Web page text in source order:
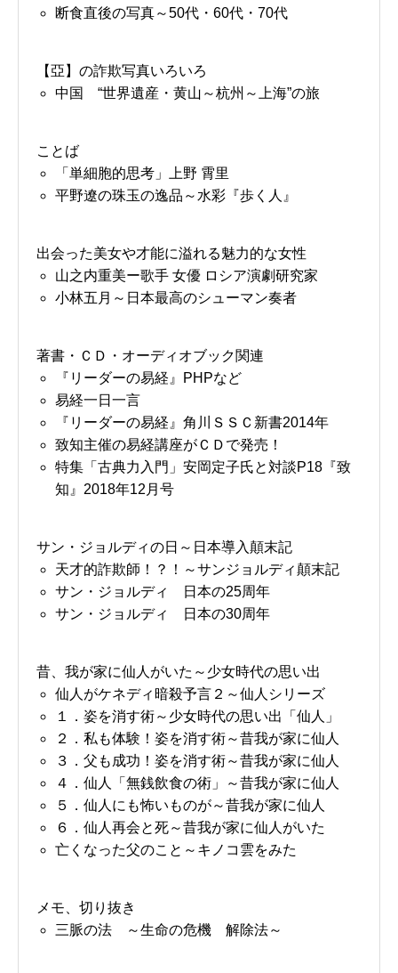
断食直後の写真～50代・60代・70代
【亞】の詐欺写真いろいろ
中国 “世界遺産・黄山～杭州～上海”の旅
ことば
「単細胞的思考」上野 霄里
平野遼の珠玉の逸品～水彩『歩く人』
出会った美女や才能に溢れる魅力的な女性
山之内重美ー歌手 女優 ロシア演劇研究家
小林五月～日本最高のシューマン奏者
著書・ＣＤ・オーディオブック関連
『リーダーの易経』PHPなど
易経一日一言
『リーダーの易経』角川ＳＳＣ新書2014年
致知主催の易経講座がＣＤで発売！
特集「古典力入門」安岡定子氏と対談P18『致
知』2018年12月号
サン・ジョルディの日～日本導入顛末記
天才的詐欺師！？！～サンジョルディ顛末記
サン・ジョルディ 日本の25周年
サン・ジョルディ 日本の30周年
昔、我が家に仙人がいた～少女時代の思い出
仙人がケネディ暗殺予言２～仙人シリーズ
１．姿を消す術～少女時代の思い出「仙人」
２．私も体験！姿を消す術～昔我が家に仙人
３．父も成功！姿を消す術～昔我が家に仙人
４．仙人「無銭飲食の術」～昔我が家に仙人
５．仙人にも怖いものが～昔我が家に仙人
６．仙人再会と死～昔我が家に仙人がいた
亡くなった父のこと～キノコ雲をみた
メモ、切り抜き
三脈の法 ～生命の危機 解除法～